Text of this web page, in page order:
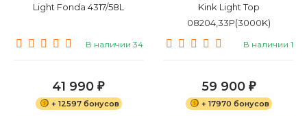
Light Fonda 4317/58L
В наличии 34
41 990 ₽
+ 12597 бонусов
Kink Light Тор
08204,33P(3000K)
В наличии 1
59 900 ₽
+ 17970 бонусов